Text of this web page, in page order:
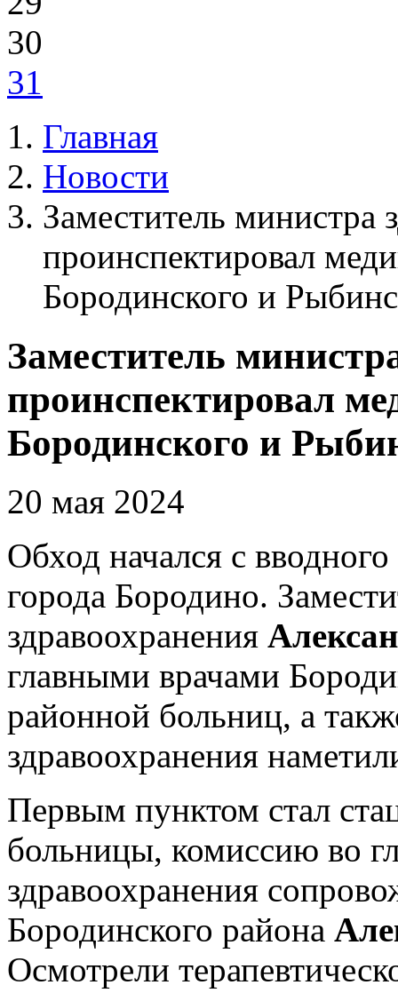
30
31
Главная
Новости
Заместитель министра
проинспектировал
Бородинского и
Заместитель
проинспектировал
Бородинского и
20 мая 2024
Обход начался с
города Бородино.
здравоохранения
главными врачами
районной больниц, а
здравоохранения
Первым пунктом стал
больницы, комиссию во
здравоохранения
Бородинского района
Осмотрели